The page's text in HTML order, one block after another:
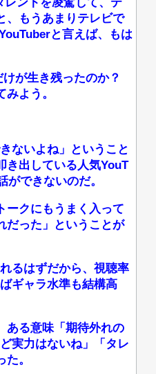
、もうあまりテレビで
と言えば、もは
が生き残ったのか？
よう。
ないよね」ということ
き出している人気YouT
できないのだ。
ークにもうまく入って
だった」ということが
るはずだから、視聴率
ギャラ水準も結構高
ある意味「期待外れの
実力はないね」「タレ
。